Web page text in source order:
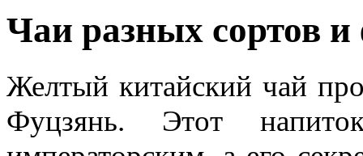
Чаи разных сортов и
Желтый китайский чай
Фуцзянь. Этот